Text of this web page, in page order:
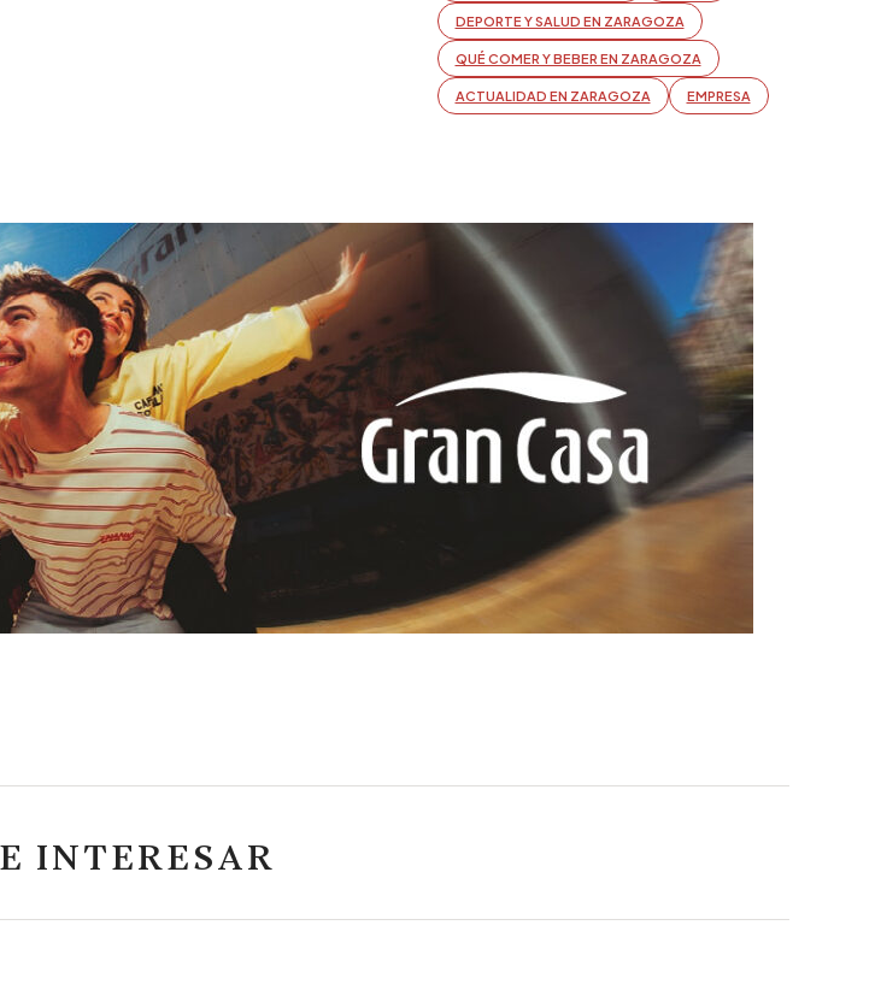
DEPORTE Y SALUD EN ZARAGOZA
QUÉ COMER Y BEBER EN ZARAGOZA
ACTUALIDAD EN ZARAGOZA EMPRESA
INTERESAR